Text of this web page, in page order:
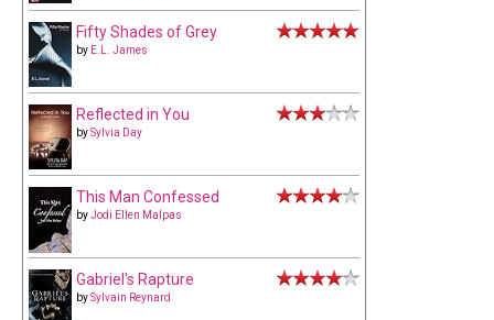
Fifty Shades of Grey
by E.L. James
Reflected in You
bySylvia Day
This Man Confessed
byJodi Ellen Malpas
Gabriel's Rapture
bySylvain Reynard